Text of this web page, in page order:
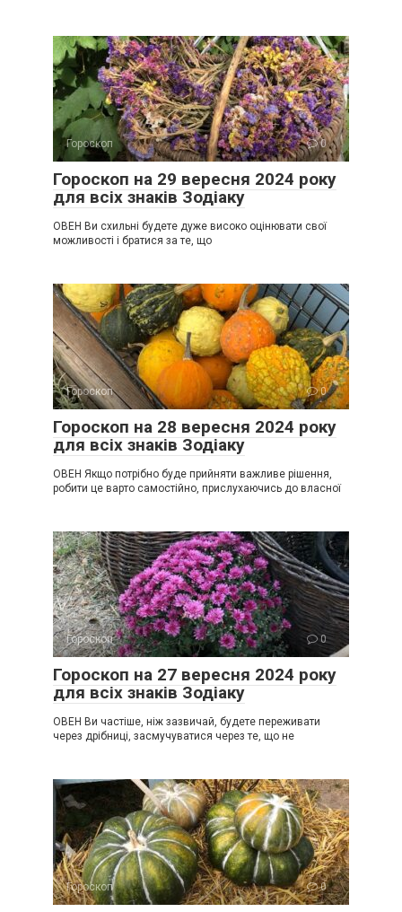
Гороскоп 0
Гороскоп на 29 вересня 2024 року
для всіх знаків Зодіаку
ОВЕН Ви схильні будете дуже високо оцінювати свої
можливості і братися за те, що
Гороскоп 0
Гороскоп на 28 вересня 2024 року
для всіх знаків Зодіаку
ОВЕН Якщо потрібно буде прийняти важливе рішення,
робити це варто самостійно, прислухаючись до власної
Гороскоп 0
Гороскоп на 27 вересня 2024 року
для всіх знаків Зодіаку
ОВЕН Ви частіше, ніж зазвичай, будете переживати
через дрібниці, засмучуватися через те, що не
Гороскоп 0